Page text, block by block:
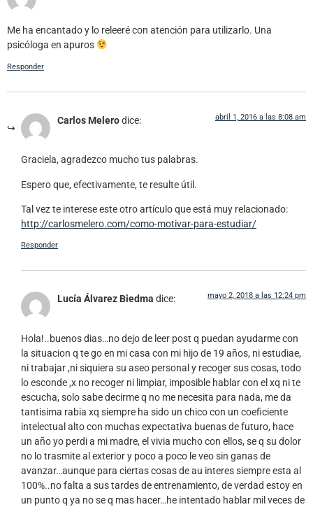
Me ha encantado y lo releeré con atención para utilizarlo. Una
psicóloga en apuros
Responder
Carlos Melerodice: abril 1, 2016 a las 8:08 am
Graciela, agradezco mucho tus palabras.
Espero que, efectivamente, te resulte útil.
Tal vez te interese este otro artículo que está muy relacionado:
http://carlosmelero.com/como-motivar-para-estudiar/
Responder
Lucía Álvarez Biedma dice: mayo 2, 2018 a las 12:24 pm
Hola!..buenos dias…no dejo de leer post q puedan ayudarme con
la situacion q te go en mi casa con mi hijo de 19 años, ni estudiae,
ni trabajar ,ni siquiera su aseo personal y recoger sus cosas, todo
lo esconde ,x no recoger ni limpiar, imposible hablar con el xq ni te
escucha, solo sabe decirme q no me necesita para nada, me da
tantisima rabia xq siempre ha sido un chico con un coeficiente
intelectual alto con muchas expectativa buenas de futuro, hace
un año yo perdi a mi madre, el vivia mucho con ellos, se q su dolor
no lo trasmite al exterior y poco a poco le veo sin ganas de
avanzar…aunque para ciertas cosas de au interes siempre esta al
100%..no falta a sus tardes de entrenamiento, de verdad estoy en
un punto q ya no se q mas hacer…he intentado hablar mil veces de